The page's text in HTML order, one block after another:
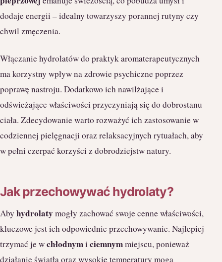
dodaje energii – idealny towarzyszy porannej rutyny czy
chwil zmęczenia.
Włączanie hydrolatów do praktyk aromaterapeutycznych
ma korzystny wpływ na zdrowie psychiczne poprzez
poprawę nastroju. Dodatkowo ich nawilżające i
odświeżające właściwości przyczyniają się do dobrostanu
ciała. Zdecydowanie warto rozważyć ich zastosowanie w
codziennej pielęgnacji oraz relaksacyjnych rytuałach, aby
w pełni czerpać korzyści z dobrodziejstw natury.
Jak przechowywać hydrolaty?
Aby hydrolatymogły zachować swoje cenne właściwości,
kluczowe jest ich odpowiednie przechowywanie. Najlepiej
trzymać je wchłodnymi ciemnymmiejscu, ponieważ
działanie światła oraz wysokie temperatury mogą